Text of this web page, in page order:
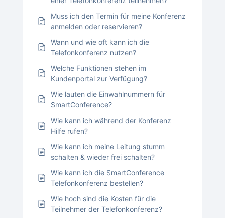
Muss ich den Termin für meine Konferenz
anmelden oder reservieren?
Wann und wie oft kann ich die
Telefonkonferenz nutzen?
Welche Funktionen stehen im
Kundenportal zur Verfügung?
Wie lauten die Einwahlnummern für
SmartConference?
Wie kann ich während der Konferenz
Hilfe rufen?
Wie kann ich meine Leitung stumm
schalten & wieder frei schalten?
Wie kann ich die SmartConference
Telefonkonferenz bestellen?
Wie hoch sind die Kosten für die
Teilnehmer der Telefonkonferenz?